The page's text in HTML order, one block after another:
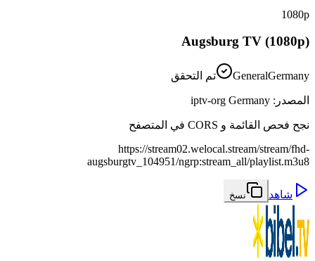
1080p
Augsburg TV (1080p)
GeneralGermany تم التحقق
المصدر :
iptv-org Germany
نجح فحص القائمة و CORS في المتصفح
https://stream02.welocal.stream/stream/fhd-
augsburgtv_104951/ngrp:stream_all/playlist.m3u8
شاهد نسخ